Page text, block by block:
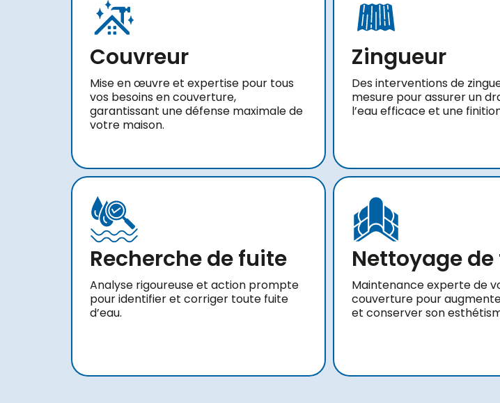
Couvreur
Mise en œuvre et expertise pour tous
vos besoins en couverture,
garantissant une défense maximale de
votre maison.
Zingueur
Des interventions de
mesure pour assurer un
l’eau efficace et une
Recherche de fuite
Analyse rigoureuse et action prompte
pour identifier et corriger toute fuite
d’eau.
Nettoyage
Maintenance experte de
couverture pour
et conserver son